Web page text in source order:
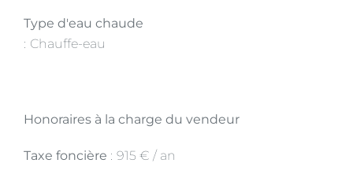
Type d'eau chaude
Chauffe-eau
Honoraires à la charge du vendeur
Taxe foncière 915 € / an